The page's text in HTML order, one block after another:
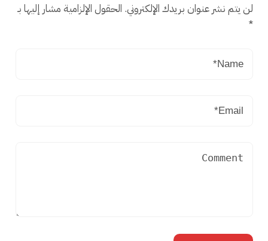
لن يتم نشر عنوان بريدك الإلكتروني. الحقول الإلزامية مشار إليها بـ
*